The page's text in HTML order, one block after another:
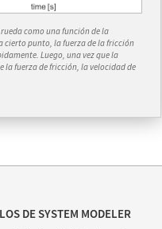
como una función de la
cierto punto, la fuerza de la fricción
Luego, una vez que la
la fuerza de fricción, la velocidad de
DE SYSTEM MODELER